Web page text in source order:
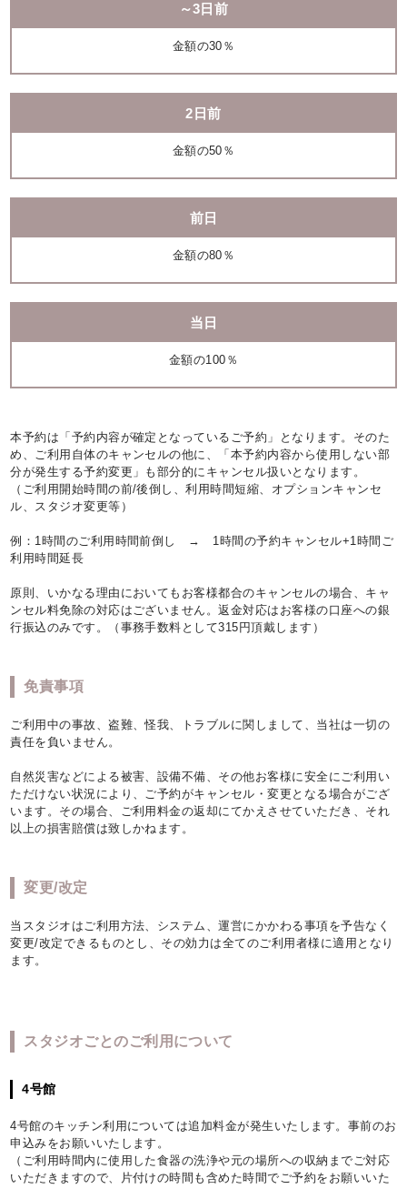
～3日前
金額の30％
2日前
金額の50％
前日
金額の80％
当日
金額の100％
本予約は「予約内容が確定となっているご予約」となります。そのた
め、ご利用自体のキャンセルの他に、「本予約内容から使用しない部
分が発生する予約変更」も部分的にキャンセル扱いとなります。
（ご利用開始時間の前/後倒し、利用時間短縮、オプションキャンセ
ル、スタジオ変更等）
例：1時間のご利用時間前倒し → 1時間の予約キャンセル+1時間ご
利用時間延長
原則、いかなる理由においてもお客様都合のキャンセルの場合、キャ
ンセル料免除の対応はございません。返金対応はお客様の口座への銀
行振込のみです。（事務手数料として315円頂戴します）
免責事項
ご利用中の事故、盗難、怪我、トラブルに関しまして、当社は一切の
責任を負いません。
自然災害などによる被害、設備不備、その他お客様に安全にご利用い
ただけない状況により、ご予約がキャンセル・変更となる場合がござ
います。その場合、ご利用料金の返却にてかえさせていただき、それ
以上の損害賠償は致しかねます。
変更/改定
当スタジオはご利用方法、システム、運営にかかわる事項を予告なく
変更/改定できるものとし、その効力は全てのご利用者様に適用となり
ます。
スタジオごとのご利用について
4号館
4号館のキッチン利用については追加料金が発生いたします。事前のお
申込みをお願いいたします。
（ご利用時間内に使用した食器の洗浄や元の場所への収納までご対応
いただきますので、片付けの時間も含めた時間でご予約をお願いいた